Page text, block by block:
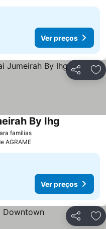
Ver preços
Partilhar
famíliasVer preços
By Ihg
AGRAME
Ver preços
Partilhar